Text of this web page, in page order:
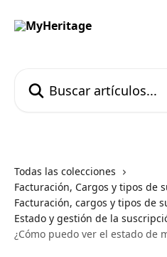
Todas las colecciones
Facturación, Cargos y tipos de
Facturación, cargos y tipos de
Estado y gestión de la
¿Cómo puedo ver el estado de